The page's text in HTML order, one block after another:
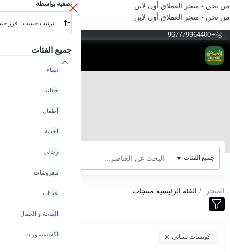
من نحن - متجر العملاق أون لاين
من نحن - متجر العملاق أون لاين
+967779964400
YER
جميع الفئات
المتجر الفئة الرئيسية منتجات
تصفية بواسطة
ترتيب حسب : فرز
جميع الفئات
نساء
حقائب
أطفال
أحذية
رجالي
مفروشات
عبايات
الصحة و الجمال
اكسسسورات كوتشات نسائي امسح الكل